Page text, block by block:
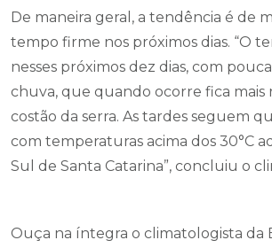
De maneira geral, a tendência é de
tempo firme nos próximos dias. “O
nesses próximos dez dias, com
chuva, que quando ocorre fica mais
costão da serra. As tardes seguem
com temperaturas acima dos 30°C
Sul de Santa Catarina”, concluiu o
Ouça na íntegra o climatologista da